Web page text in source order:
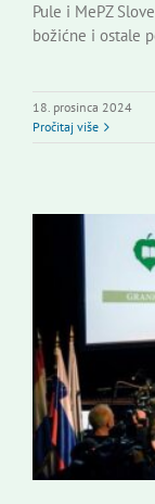
Pule i MePZ
božićne i ostale
18. prosinca 2024
Pročitaj više